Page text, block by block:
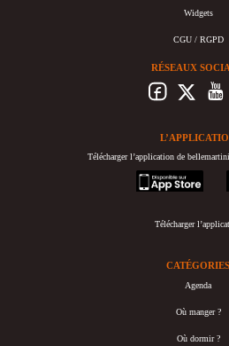
Widgets
CGU / RGPD
RÉSEAUX
Télécharger l’application de
appstore
Télécharger
CATÉGORIES
Agenda
Où manger ?
Où dormir ?